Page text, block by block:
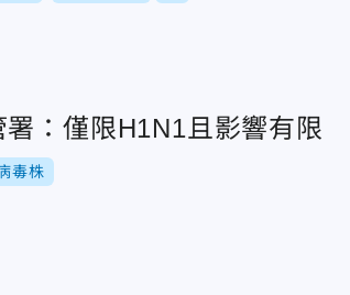
：僅限H1N1且影響有限
毒株